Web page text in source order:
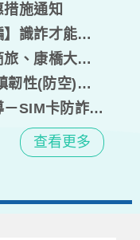
施通知
【全民防詐騙】識詐才能阻詐，保障財產安全、避免淪為詐團受害者。
「康橋連鎖商旅、康橋大飯店」優惠住宿
配合2026城鎮韌性(防空)演習期間行動網路降速演練，演練期間可能會出現行動網路連線緩慢或部分功能受影響之現象。
中央識詐宣導－SIM卡防詐宣導
查看更多